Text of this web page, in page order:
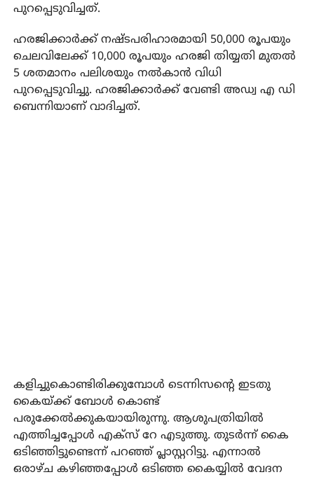
പുറപ്പെടുവിച്ചത്.
ഹരജിക്കാര്‍ക്ക് നഷ്ടപരിഹാരമായി 50,000 രൂപയും
ചെലവിലേക്ക് 10,000 രൂപയും ഹരജി തിയ്യതി മുതല്‍
5 ശതമാനം പലിശയും നല്‍കാന്‍ വിധി
പുറപ്പെടുവിച്ചു. ഹരജിക്കാര്‍ക്ക് വേണ്ടി അഡ്വ എ ഡി
ബെന്നിയാണ് വാദിച്ചത്.
കളിച്ചുകൊണ്ടിരിക്കുമ്പോള്‍ ടെന്നിസന്റെ ഇടതു
കൈയ്ക്ക് ബോള്‍ കൊണ്ട്
പരുക്കേല്‍ക്കുകയായിരുന്നു. ആശുപത്രിയില്‍
എത്തിച്ചപ്പോള്‍ എക്‌സ് റേ എടുത്തു. തുടര്‍ന്ന് കൈ
ഒടിഞ്ഞിട്ടുണ്ടെന്ന് പറഞ്ഞ് പ്ലാസ്റ്ററിട്ടു. എന്നാല്‍
ഒരാഴ്ച കഴിഞ്ഞപ്പോള്‍ ഒടിഞ്ഞ കൈയ്യില്‍ വേദന